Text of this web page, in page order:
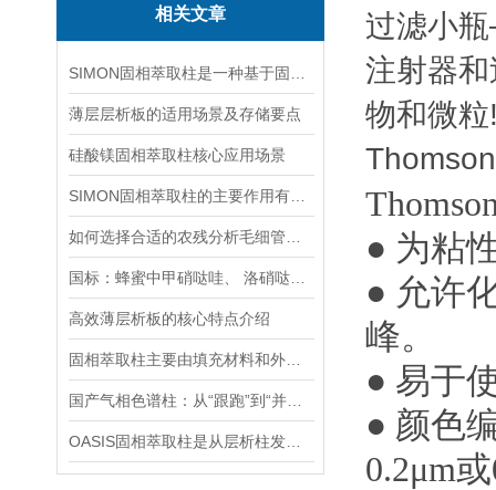
相关文章
薄层层析板的适用场景及存储要点
硅酸镁固相萃取柱核心应用场景
高效薄层析板的核心特点介绍
过滤小
注射器
物和微粒
● 为粘
● 允许
峰。
● 易于
● 颜色
0.2μm